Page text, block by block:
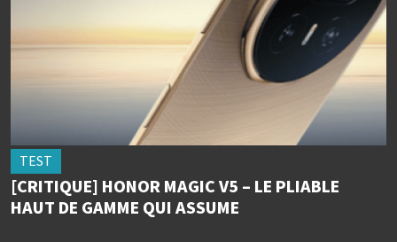
TEST
[CRITIQUE] HONOR MAGIC V5 – LE PLIABLE
HAUT DE GAMME QUI ASSUME